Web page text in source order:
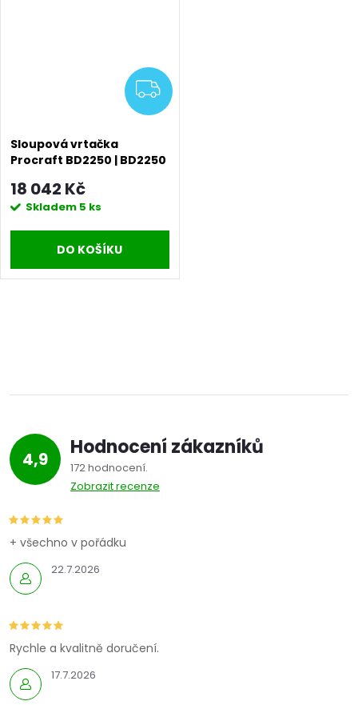
ZDARMA
Sloupová vrtačka
Procraft BD2250 | BD2250
18 042 Kč
Skladem 5 ks
DO KOŠÍKU
l
d
a
c
í
p
r
v
k
4,9 Hodnocení zákazníků
172 hodnocení
Zobrazit recenze
22.7.2026
+ všechno v pořádku
17.7.2026
Rychle a kvalitně doručení.